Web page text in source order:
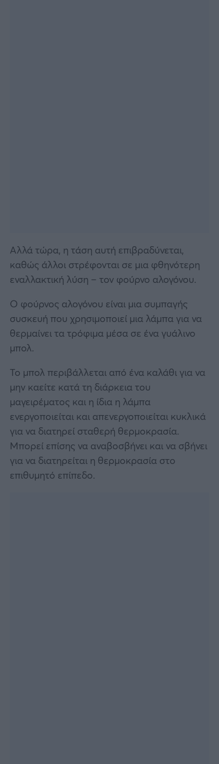
Αλλά τώρα, η τάση αυτή επιβραδύνεται,
καθώς άλλοι στρέφονται σε μια φθηνότερη
εναλλακτική λύση – τον φούρνο αλογόνου.
Ο φούρνος αλογόνου είναι μια συμπαγής
συσκευή που χρησιμοποιεί μια λάμπα για να
θερμαίνει τα τρόφιμα μέσα σε ένα γυάλινο
μπολ.
Το μπολ περιβάλλεται από ένα καλάθι για να
μην καείτε κατά τη διάρκεια του
μαγειρέματος και η ίδια η λάμπα
ενεργοποιείται και απενεργοποιείται κυκλικά
για να διατηρεί σταθερή θερμοκρασία.
Μπορεί επίσης να αναβοσβήνει και να σβήνει
για να διατηρείται η θερμοκρασία στο
επιθυμητό επίπεδο.